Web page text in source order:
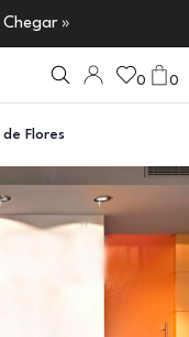
»
0 0
Flores